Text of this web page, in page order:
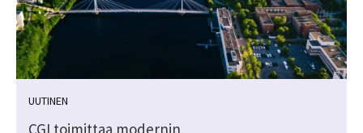
UUTINEN
CGI toimittaa modernin